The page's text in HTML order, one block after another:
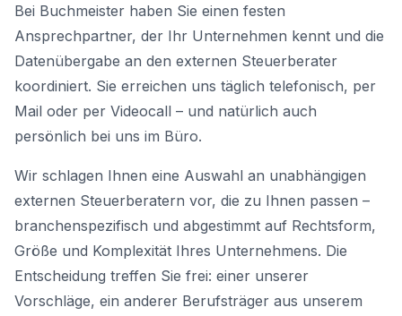
Bei Buchmeister haben Sie einen festen
Ansprechpartner, der Ihr Unternehmen kennt und die
Datenübergabe an den externen Steuerberater
koordiniert. Sie erreichen uns täglich telefonisch, per
Mail oder per Videocall – und natürlich auch
persönlich bei uns im Büro.
Wir schlagen Ihnen eine Auswahl an unabhängigen
externen Steuerberatern vor, die zu Ihnen passen –
branchenspezifisch und abgestimmt auf Rechtsform,
Größe und Komplexität Ihres Unternehmens. Die
Entscheidung treffen Sie frei: einer unserer
Vorschläge, ein anderer Berufsträger aus unserem